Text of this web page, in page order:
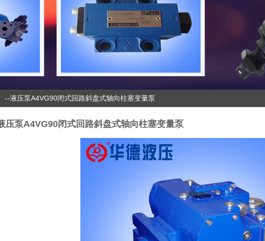
--液压泵A4VG90闭式回路斜盘式轴向柱塞变量泵
压泵A4VG90闭式回路斜盘式轴向柱塞变量泵